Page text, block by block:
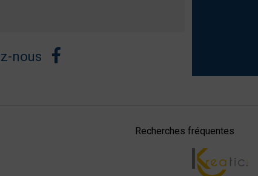
nous
Recherches fréquentes